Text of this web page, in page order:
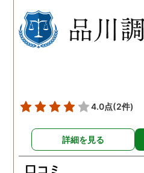
私が夫を疑うだけでは夫の
不倫の実態を知ることがで
きませんでしたので、真相
4.0点(2件)
詳細を見る
口コミ